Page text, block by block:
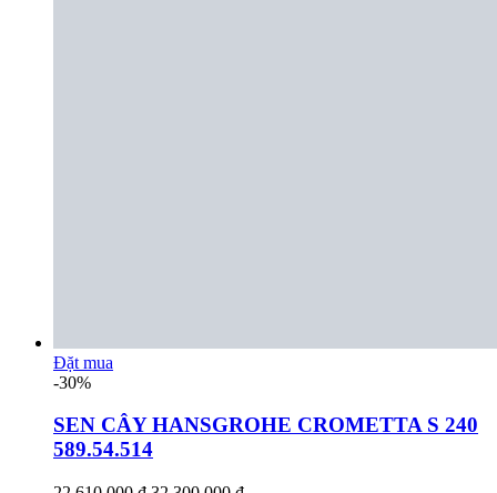
Đặt mua
-30%
SEN CÂY HANSGROHE CROMETTA S 240
589.54.514